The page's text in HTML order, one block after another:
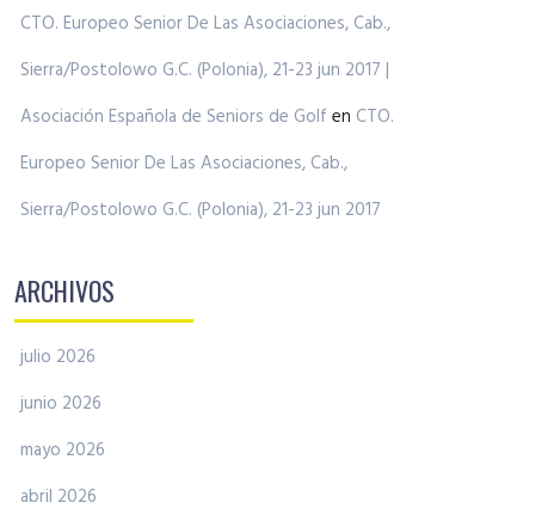
CTO. Europeo Senior De Las Asociaciones, Cab.,
Sierra/Postolowo G.C. (Polonia), 21-23 jun 2017 |
Asociación Española de Seniors de Golf en CTO.
Europeo Senior De Las Asociaciones, Cab.,
Sierra/Postolowo G.C. (Polonia), 21-23 jun 2017
ARCHIVOS
julio 2026
junio 2026
mayo 2026
abril 2026